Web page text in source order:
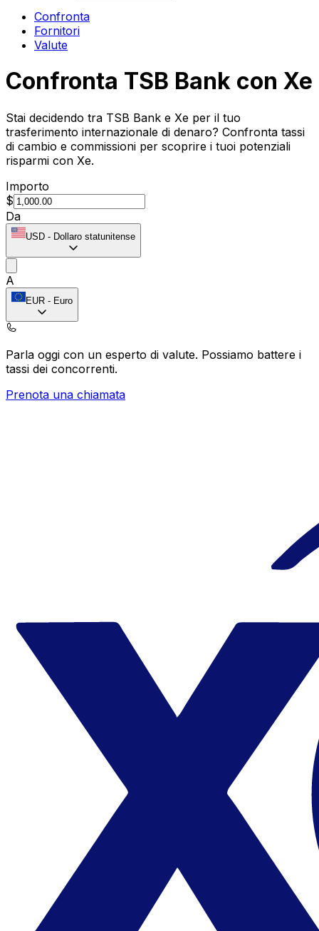
Confronta
Fornitori
Valute
Confronta TSB Bank con Xe
Stai decidendo tra TSB Bank e Xe per il tuo
trasferimento internazionale di denaro? Confronta tassi
di cambio e commissioni per scoprire i tuoi potenziali
risparmi con Xe.
Importo
$
Da
USD - Dollaro statunitense
A
EUR - Euro
Parla oggi con un esperto di valute. Possiamo battere i
tassi dei concorrenti.
Prenota una chiamata